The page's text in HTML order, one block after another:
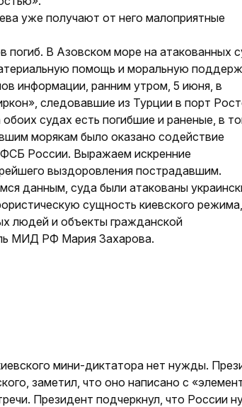
уже получают от него малоприятные
В Азовском море на атакованных
помощь и моральную
информации, ранним утром, 5 июня, в
следовавшие из Турции в порт
судах есть погибшие и раненые, в
морякам было оказано содействие
России. Выражаем искренние
выздоровления пострадавшим.
данным, суда были атакованы
сущность киевского режима,
людей и объекты гражданской
МИД РФ Мария Захарова.
мини-диктатора нет нужды.
заметил, что оно написано с
Президент подчеркнул, что России